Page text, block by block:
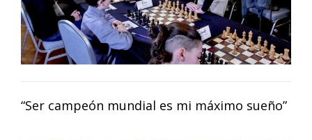
“Ser campeón mundial es mi máximo sueño”